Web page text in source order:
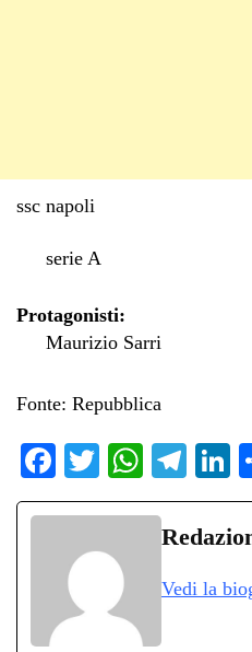
ssc napoli
serie A
Protagonisti:
Maurizio Sarri
Fonte: Repubblica
Fa
ce
ok
T
wi
r
W
ha
ts
pp
Te
le
gr
m
Vedi la